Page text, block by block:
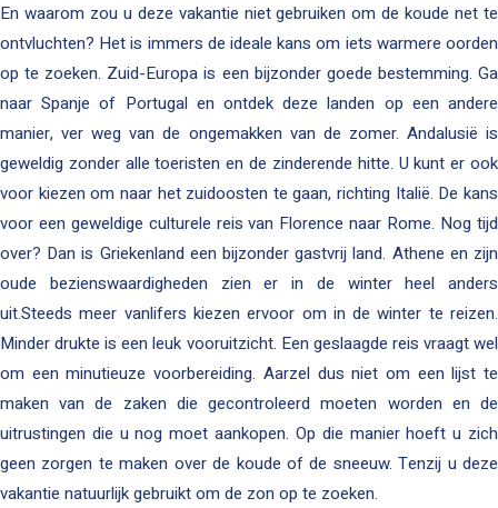
En waarom zou u deze vakantie niet gebruiken om de koude net te
ontvluchten? Het is immers de ideale kans om iets warmere oorden
op te zoeken. Zuid-Europa is een bijzonder goede bestemming. Ga
naar Spanje of Portugal en ontdek deze landen op een andere
manier, ver weg van de ongemakken van de zomer. Andalusië is
geweldig zonder alle toeristen en de zinderende hitte. U kunt er ook
voor kiezen om naar het zuidoosten te gaan, richting Italië. De kans
voor een geweldige culturele reis van Florence naar Rome. Nog tijd
over? Dan is Griekenland een bijzonder gastvrij land. Athene en zijn
oude bezienswaardigheden zien er in de winter heel anders
uit.Steeds meer vanlifers kiezen ervoor om in de winter te reizen.
Minder drukte is een leuk vooruitzicht. Een geslaagde reis vraagt wel
om een minutieuze voorbereiding. Aarzel dus niet om een lijst te
maken van de zaken die gecontroleerd moeten worden en de
uitrustingen die u nog moet aankopen. Op die manier hoeft u zich
geen zorgen te maken over de koude of de sneeuw. Tenzij u deze
vakantie natuurlijk gebruikt om de zon op te zoeken.